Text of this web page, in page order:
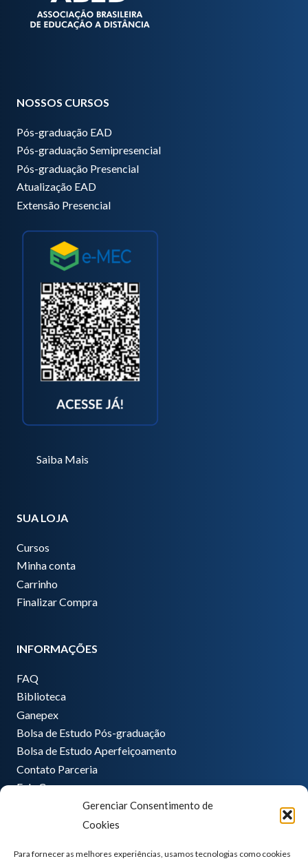
Gerenciar Consentimento de
Cookies
Para fornecer as melhores experiências, usamos tecnologias como cookies
NOSSOS CURSOS
Pós-graduação EAD
Pós-graduação Semipresencial
Pós-graduação Presencial
Atualização EAD
Extensão Presencial
Saiba Mais
SUA LOJA
Cursos
Minha conta
Carrinho
Finalizar Compra
INFORMAÇÕES
FAQ
Biblioteca
Ganepex
Bolsa de Estudo Pós-graduação
Bolsa de Estudo Aperfeiçoamento
Contato Parceria
Fale Conosco
informatica@ganeplar.com.br